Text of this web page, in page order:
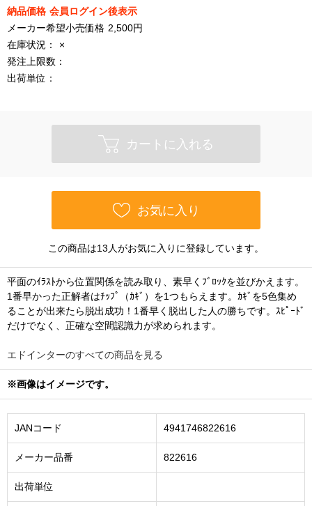
納品価格 会員ログイン後表示
メーカー希望小売価格 2,500円
在庫状況：
×
発注上限数：
出荷単位：
カートに入れる
お気に入り
この商品は13人がお気に入りに登録しています。
平面のｲﾗｽﾄから位置関係を読み取り、素早くﾌﾞﾛｯｸを並びかえます。
1番早かった正解者はﾁｯﾌﾟ（ｶｷﾞ）を1つもらえます。ｶｷﾞを5色集め
ることが出来たら脱出成功！1番早く脱出した人の勝ちです。ｽﾋﾟｰﾄﾞ
だけでなく、正確な空間認識力が求められます。
エドインターのすべての商品を見る
※画像はイメージです。
JANコード 4941746822616
メーカー品番 822616
出荷単位